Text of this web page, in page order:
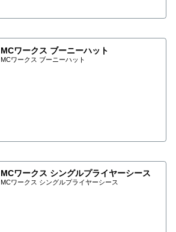
MCワークス ブーニーハット
MCワークス ブーニーハット
MCワークス シングルプライヤーシース
MCワークス シングルプライヤーシース